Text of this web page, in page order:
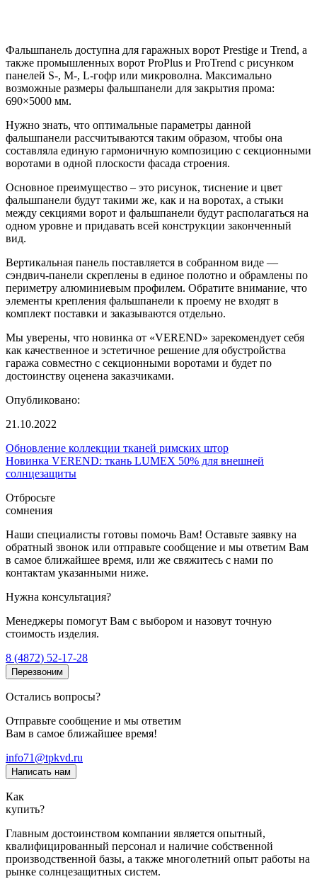
Фальшпанель доступна для гаражных ворот Prestige и Trend, а
также промышленных ворот ProPlus и ProTrend с рисунком
панелей S-, M-, L-гофр или микроволна. Максимально
возможные размеры фальшпанели для закрытия прома:
690×5000 мм.
Нужно знать, что оптимальные параметры данной
фальшпанели рассчитываются таким образом, чтобы она
составляла единую гармоничную композицию с секционными
воротами в одной плоскости фасада строения.
Основное преимущество – это рисунок, тиснение и цвет
фальшпанели будут такими же, как и на воротах, а стыки
между секциями ворот и фальшпанели будут располагаться на
одном уровне и придавать всей конструкции законченный
вид.
Вертикальная панель поставляется в собранном виде —
сэндвич-панели скреплены в единое полотно и обрамлены по
периметру алюминиевым профилем. Обратите внимание, что
элементы крепления фальшпанели к проему не входят в
комплект поставки и заказываются отдельно.
Мы уверены, что новинка от «VEREND» зарекомендует себя
как качественное и эстетичное решение для обустройства
гаража совместно с секционными воротами и будет по
достоинству оценена заказчиками.
Опубликовано:
21.10.2022
Обновление коллекции тканей римских штор
Новинка VEREND: ткань LUMEX 50% для внешней
солнцезащиты
Отбросьте
сомнения
Наши специалисты готовы помочь Вам! Оставьте заявку на
обратный звонок или отправьте сообщение и мы ответим Вам
в самое ближайшее время, или же свяжитесь с нами по
контактам указанными ниже.
Нужна консультация?
Менеджеры помогут Вам с выбором и назовут точную
стоимость изделия.
8 (4872) 52-17-28
Перезвоним
Остались вопросы?
Отправьте сообщение и мы ответим
Вам в самое ближайшее время!
info71@tpkvd.ru
Написать нам
Как
купить?
Главным достоинством компании является опытный,
квалифицированный персонал и наличие собственной
производственной базы, а также многолетний опыт работы на
рынке солнцезащитных систем.